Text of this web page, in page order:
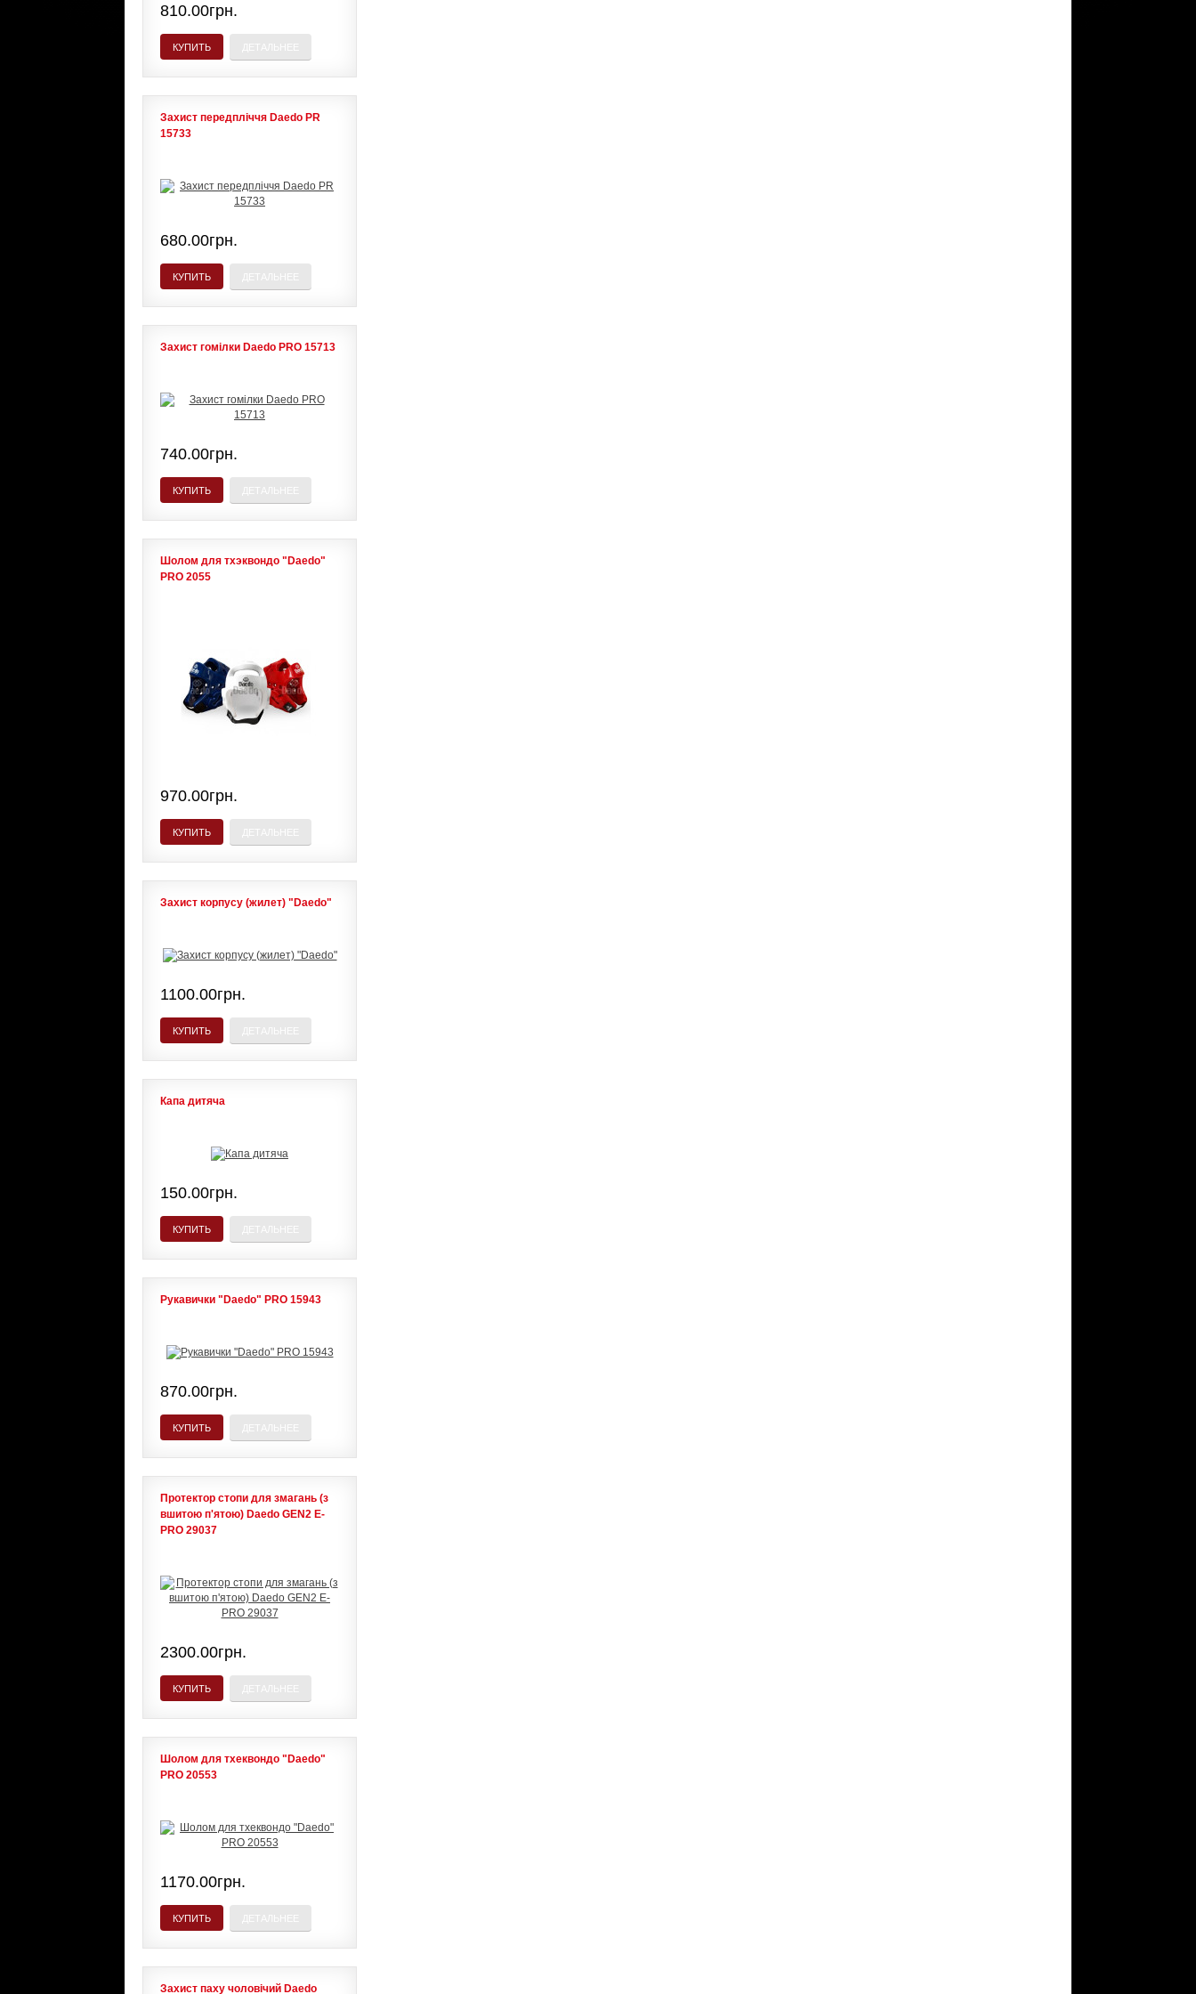
810.00грн.
КУПИТЬ
Захист передпліччя Daedo PR
15733
680.00грн.
КУПИТЬ
Захист гомілки Daedo PRO 15713
740.00грн.
КУПИТЬ
Шолом для тхэквондо "Daedo"
PRO 2055
970.00грн.
КУПИТЬ
Захист корпусу (жилет) "Daedo"
1100.00грн.
КУПИТЬ
Капа дитяча
150.00грн.
КУПИТЬ
Рукавички "Daedo" PRO 15943
870.00грн.
КУПИТЬ
Протектор стопи для змагань (з
вшитою п'ятою) Daedo GEN2 E-
PRO 29037
2300.00грн.
КУПИТЬ
Шолом для тхеквондо "Daedo"
PRO 20553
1170.00грн.
КУПИТЬ
Захист паху чоловічий Daedo